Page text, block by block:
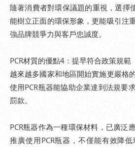
隨著消費者對環保議題的重視，選擇
能樹立正面的環保形象，更能吸引注
強品牌競爭力與客戶忠誠度。
PCR材質的優點4：提早符合政策規範
越來越多國家和地區開始實施更嚴格
使用PCR瓶器能協助企業達到法規要
罰款。
PCR瓶器作為一種環保材料，已廣泛
推廣使用PCR瓶器，不僅能有效降